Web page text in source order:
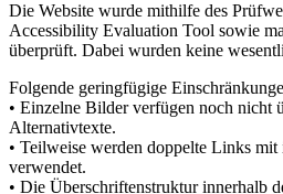
Die Website wurde mithilfe des
Accessibility Evaluation Tool sowie
überprüft. Dabei wurden keine
Folgende geringfügige
• Einzelne Bilder verfügen noch nicht
Alternativtexte.
• Teilweise werden doppelte Links mit
verwendet.
• Die Überschriftenstruktur innerhalb